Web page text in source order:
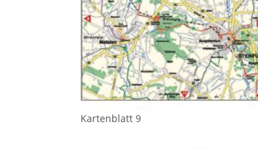
Kartenblatt 9